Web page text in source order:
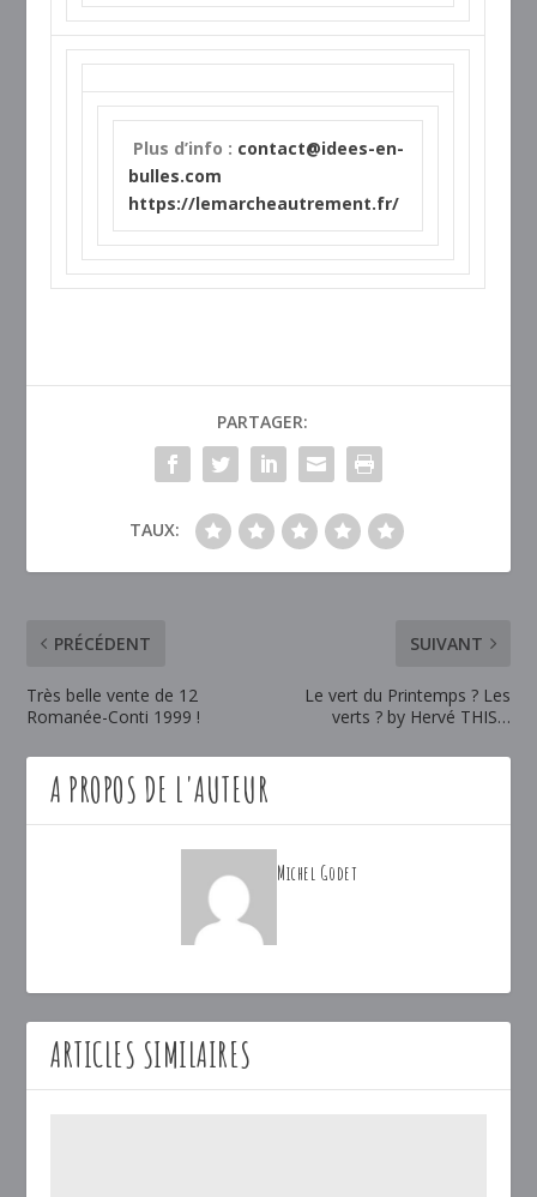
Plus d’info : contact@idees-en-
bulles.com
https://lemarcheautrement.fr/
PARTAGER:
TAUX:
PRÉCÉDENT
Très belle vente de 12
Romanée-Conti 1999 !
SUIVANT
Le vert du Printemps ? Les
verts ? by Hervé THIS…
A PROPOS DE L'AUTEUR
Michel Godet
ARTICLES SIMILAIRES